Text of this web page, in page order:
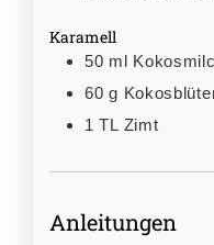
Karamell
50 ml
60 g
1 TL Zimt
Anleitungen